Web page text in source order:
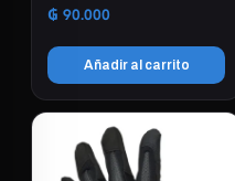
₲ 90.000
Añadir al carrito